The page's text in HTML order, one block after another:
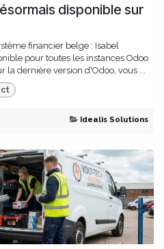
disponible sur
financier belge : Isabel
pour toutes les instances Odoo
la dernière version d'Odoo, vous ...
Idealis Solutions